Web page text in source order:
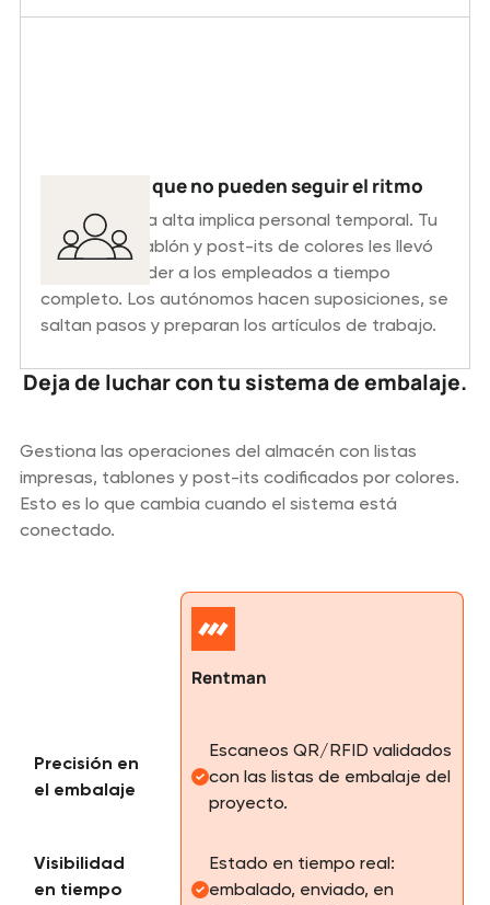
Autónomos que no pueden seguir el ritmo
La temporada alta implica personal temporal. Tu
sistema de tablón y post-its de colores les llevó
meses aprender a los empleados a tiempo
completo. Los autónomos hacen suposiciones, se
saltan pasos y preparan los artículos de trabajo.
Deja de luchar con tu sistema de embalaje.
Gestiona las operaciones del almacén con listas
impresas, tablones y post-its codificados por colores.
Esto es lo que cambia cuando el sistema está
conectado.
Rentman
Precisión en
el embalaje
Escaneos QR/RFID validados
con las listas de embalaje del
proyecto.
Visibilidad
en tiempo
Estado en tiempo real:
embalado, enviado, en